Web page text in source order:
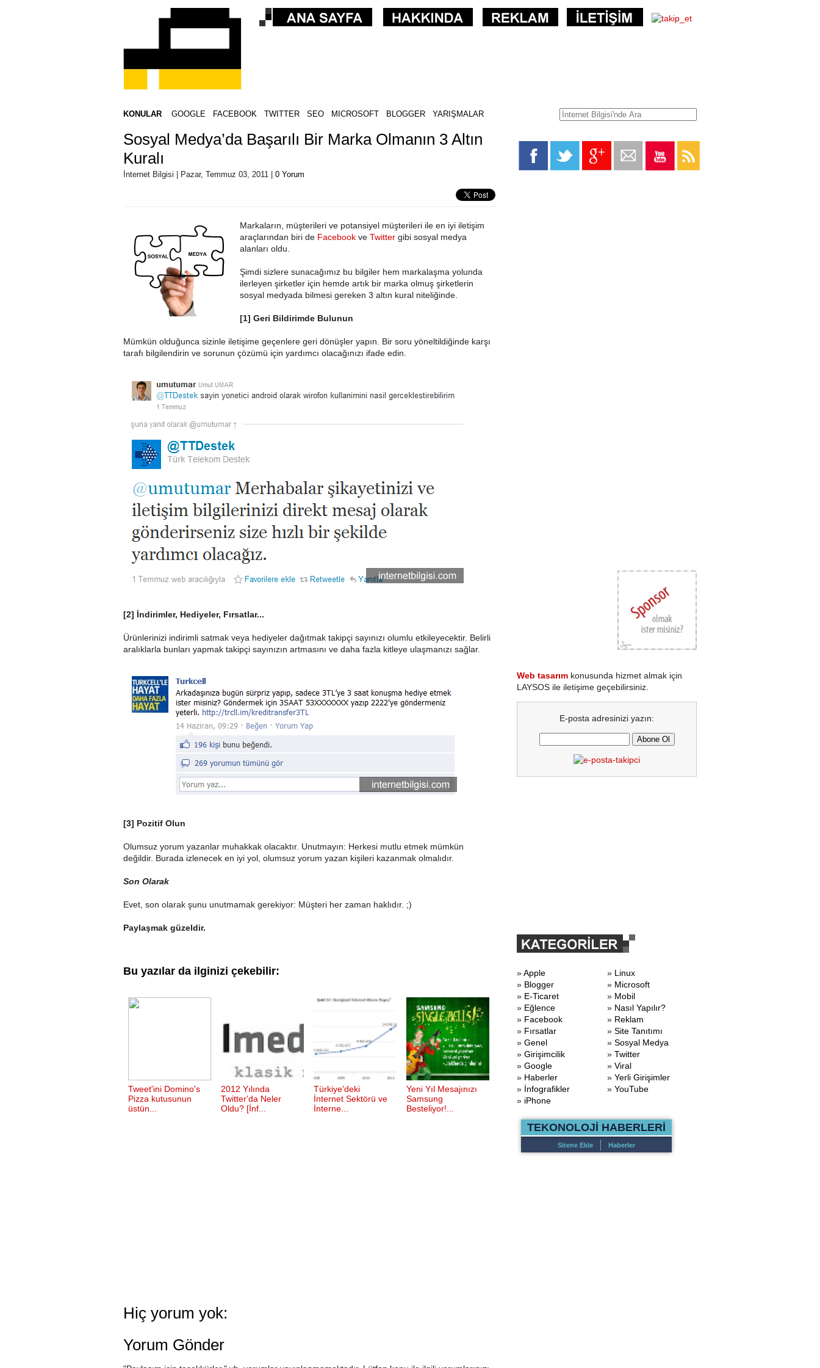
KONULAR GOOGLE FACEBOOK TWITTER SEO MICROSOFT BLOGGER YARIŞMALAR
Sosyal Medya’da Başarılı Bir Marka Olmanın 3 Altın
Kuralı
İnternet Bilgisi | Pazar, Temmuz 03, 2011 | 0 Yorum
Markaların, müşterileri ve potansiyel müşterileri ile en iyi iletişim
araçlarından biri de Facebook ve Twitter gibi sosyal medya
alanları oldu.
Şimdi sizlere sunacağımız bu bilgiler hem markalaşma yolunda
ilerleyen şirketler için hemde artık bir marka olmuş şirketlerin
sosyal medyada bilmesi gereken 3 altın kural niteliğinde.
[1] Geri Bildirimde Bulunun
Mümkün olduğunca sizinle iletişime geçenlere geri dönüşler yapın. Bir soru yöneltildiğinde karşı
tarafı bilgilendirin ve sorunun çözümü için yardımcı olacağınızı ifade edin.
[2] İndirimler, Hediyeler, Fırsatlar...
Ürünlerinizi indirimli satmak veya hediyeler dağıtmak takipçi sayınızı olumlu etkileyecektir. Belirli
aralıklarla bunları yapmak takipçi sayınızın artmasını ve daha fazla kitleye ulaşmanızı sağlar.
[3] Pozitif Olun
Olumsuz yorum yazanlar muhakkak olacaktır. Unutmayın: Herkesi mutlu etmek mümkün
değildir. Burada izlenecek en iyi yol, olumsuz yorum yazan kişileri kazanmak olmalıdır.
Son Olarak
Evet, son olarak şunu unutmamak gerekiyor: Müşteri her zaman haklıdır. ;)
Paylaşmak güzeldir.
Bu yazılar da ilginizi çekebilir:
Tweet'ini Domino's
Pizza kutusunun
üstün...
2012 Yılında
Twitter'da Neler
Oldu? [İnf...
Türkiye'deki
İnternet Sektörü ve
İnterne...
Yeni Yıl Mesajınızı
Samsung
Besteliyor!...
Hiç yorum yok:
Yorum Gönder
Web tasarım konusunda hizmet almak için
LAYSOS ile iletişime geçebilirsiniz.
E-posta adresinizi yazın:
»Apple » Linux
» Blogger » Microsoft
» E-Ticaret » Mobil
» Eğlence » Nasıl Yapılır?
» Facebook » Reklam
» Fırsatlar » Site Tanıtımı
» Genel » Sosyal Medya
» Girişimcilik » Twitter
» Google » Viral
» Haberler » Yerli Girişimler
» İnfografikler » YouTube
» iPhone
TEKONOLOJİ HABERLERİ
Sitene Ekle Haberler